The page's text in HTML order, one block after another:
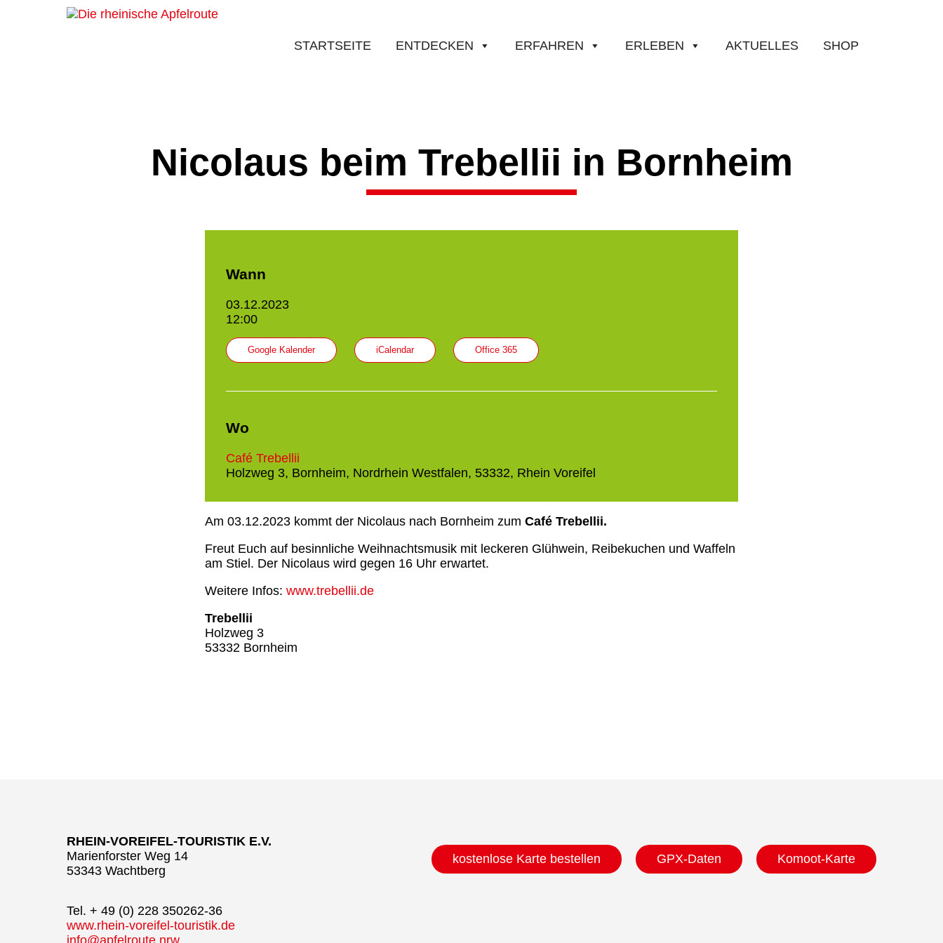
STARTSEITE ENTDECKEN ERFAHREN ERLEBEN AKTUELLES SHOP
Nicolaus beim Trebellii in Bornheim
Wann
03.12.2023
12:00
Google Kalender iCalendar Office 365
Wo
Café Trebellii
Holzweg 3, Bornheim, Nordrhein Westfalen, 53332, Rhein Voreifel
Am 03.12.2023 kommt der Nicolaus nach Bornheim zumCafé Trebellii.
Freut Euch auf besinnliche Weihnachtsmusik mit leckeren Glühwein, Reibekuchen und Waffeln
am Stiel. Der Nicolaus wird gegen 16 Uhr erwartet.
Weitere Infos:www.trebellii.de
Trebellii
Holzweg 3
53332 Bornheim
RHEIN-VOREIFEL-TOURISTIK E.V.
Marienforster Weg 14
53343 Wachtberg
Tel. + 49 (0) 228 350262-36
www.rhein-voreifel-touristik.de
kostenlose Karte bestellen GPX-Daten Komoot-Karte